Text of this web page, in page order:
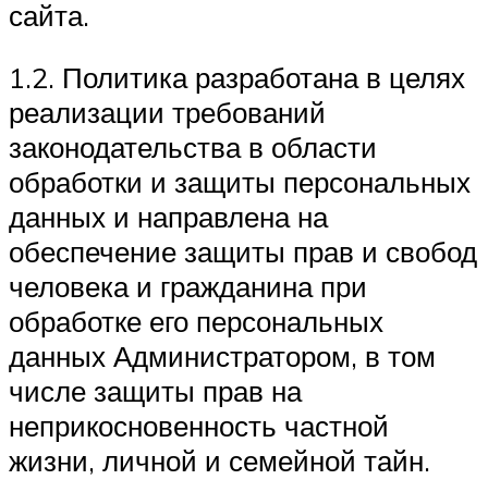
сайта.
1.2. Политика разработана в целях
реализации требований
законодательства в области
обработки и защиты персональных
данных и направлена на
обеспечение защиты прав и свобод
человека и гражданина при
обработке его персональных
данных Администратором, в том
числе защиты прав на
неприкосновенность частной
жизни, личной и семейной тайн.